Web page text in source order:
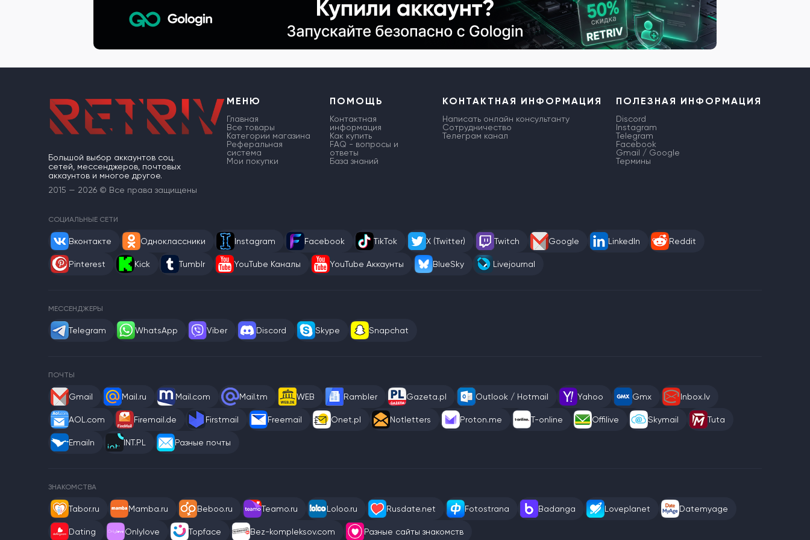
Большой выбор аккаунтов соц.
сетей, мессенджеров, почтовых
аккаунтов и многое другое.
2015 — 2026 © Все права защищены
МЕНЮ
Главная
Все товары
Категории магазина
Реферальная
система
Мои покупки
ПОМОЩЬ
Контактная
информация
Как купить
FAQ - вопросы и
ответы
База знаний
КОНТАКТНАЯ ИНФОРМАЦИЯ
Написать онлайн консультанту
Сотрудничество
Телеграм канал
ПОЛЕЗНАЯ ИНФОРМАЦИЯ
Discord
Instagram
Telegram
Facebook
Gmail / Google
Термины
СОЦИАЛЬНЫЕ СЕТИ
Вконтакте Одноклассники Instagram Facebook TikTok X (Twitter) Twitch Google LinkedIn Reddit
Pinterest Kick Tumblr YouTube Каналы YouTube Аккаунты BlueSky Livejournal
МЕССЕНДЖЕРЫ
Telegram WhatsApp Viber Discord Skype Snapchat
ПОЧТЫ
Gmail Mail.ru Mail.com Mail.tm WEB Rambler Gazeta.pl Outlook / Hotmail Yahoo Gmx Inbox.lv
AOL.com Firemail.de Firstmail Freemail Onet.pl Notletters Proton.me T-online Offilive Skymail Tuta
Emailn INT.PL Разные почты
ЗНАКОМСТВА
Tabor.ru Mamba.ru Beboo.ru Teamo.ru Loloo.ru Rusdate.net Fotostrana Badanga Loveplanet Datemyage
Dating Onlylove Topface Bez-kompleksov.com Разные сайты знакомств